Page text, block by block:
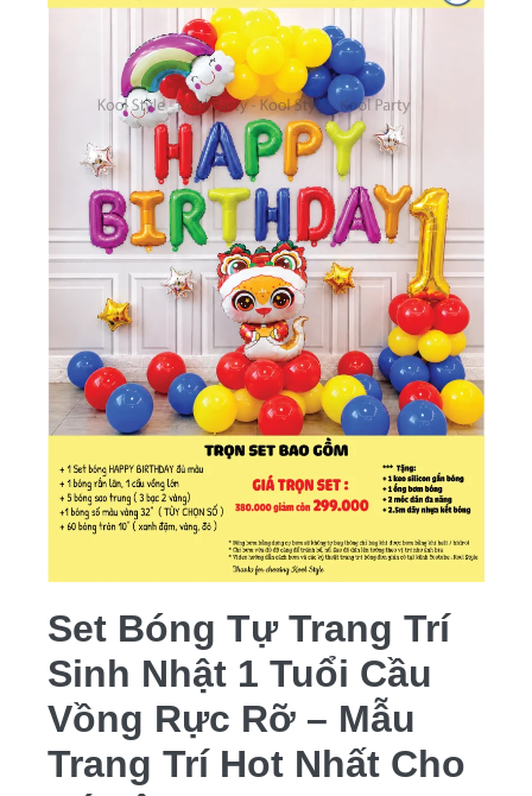
Set Bóng Tự Trang Trí
Sinh Nhật 1 Tuổi Cầu
Vồng Rực Rỡ – Mẫu
Trang Trí Hot Nhất Cho